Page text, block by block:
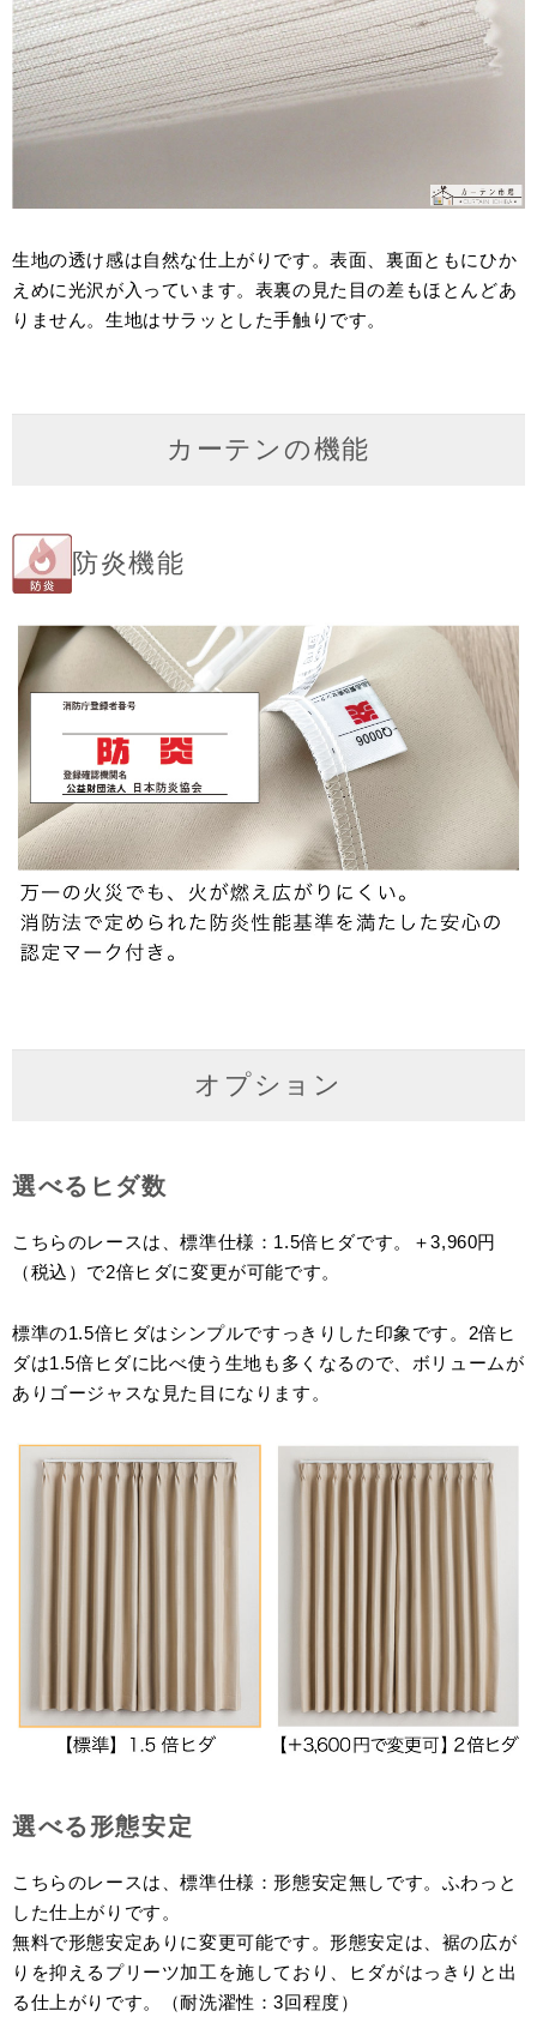
生地の透け感は自然な仕上がりです。表面、裏面ともにひか
えめに光沢が入っています。表裏の見た目の差もほとんどあ
りません。生地はサラッとした手触りです。
カーテンの機能
防炎機能
オプション
選べるヒダ数
こちらのレースは、標準仕様：1.5倍ヒダです。＋3,960円
（税込）で2倍ヒダに変更が可能です。
標準の1.5倍ヒダはシンプルですっきりした印象です。2倍ヒ
ダは1.5倍ヒダに比べ使う生地も多くなるので、ボリュームが
ありゴージャスな見た目になります。
選べる形態安定
こちらのレースは、標準仕様：形態安定無しです。ふわっと
した仕上がりです。
無料で形態安定ありに変更可能です。形態安定は、裾の広が
りを抑えるプリーツ加工を施しており、ヒダがはっきりと出
る仕上がりです。（耐洗濯性：3回程度）